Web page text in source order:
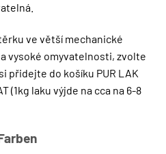
ve větší mechanické
vysoké omyvatelnosti, zvolte
přidejte do košíku PUR LAK
(1kg laku výjde na cca na 6-8